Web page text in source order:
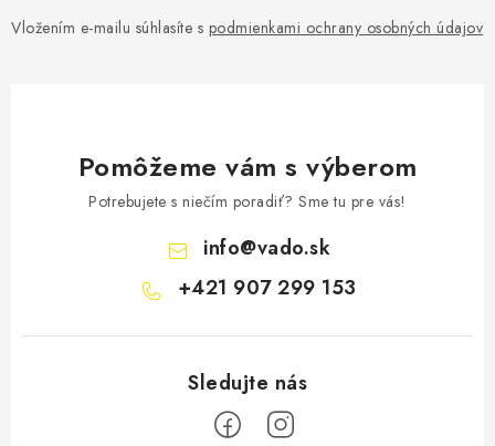
Vložením e-mailu súhlasíte s podmienkami ochrany osobných údajov
Pomôžeme vám s výberom
Potrebujete s niečím poradiť? Sme tu pre vás!
info@vado.sk
+421 907 299 153